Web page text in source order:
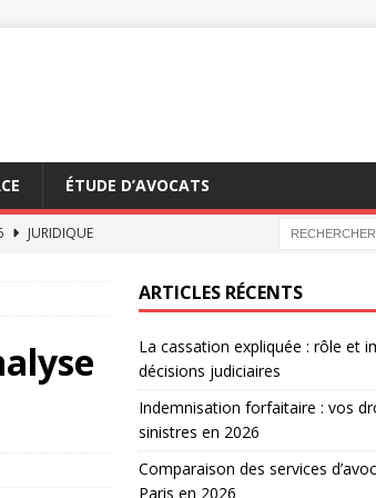
ÉTUDE D’AVOCATS
JURIDIQUE
dossier
ARTICLES RÉCENTS
La cassation expliquée : rôle et
décisions judiciaires
Indemnisation forfaitaire : vos
sinistres en 2026
Comparaison des services
Paris en 2026